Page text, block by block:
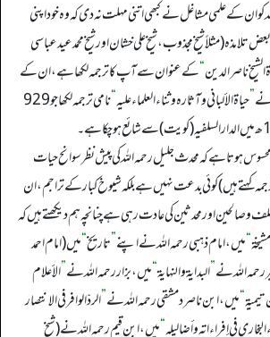
اللہ کو ان کے علمی مشاغل نے کبھی اتنی مہلت نہ دی کہ وہ خود اپنی
تلامذہ (مثلاً شیخ مجذوب، شیخ علی خشان اور شیخ محمد عید عباسی
ناصر الدین“کے عنوان سے آپ کا ترجمہ لکھا ہے، ان کے
نے”حیاة الألباني و آثارہ و ثناء العلماء علیه“
نامی ترجمہ لکھا جو 929
ہوتا ہے کہ محدث جلیل رحمہ الله کی پیش نظر سوانح حیات
کہتے ہیں) کوئی بدعت نہیں ہے بلکہ شیوخ کبار کے تراجم، ان
و صالحین اور محدثین کی عادت رہی ہے چنانچہ ہم دیکھتے ہیں کہ
مشیخۃ“میں، امام ذہبی رحمہ الله نے اپنے”تاریخ“میں (امام احمد
رحمہ الله نے”البدایة والنهایة“میں، بزار رحمہ الله نے”الأعلام
“میں، ابن ناصر دمشقی رحمہ الله نے”الردّ الوافر في الانتصار
البخاري في إفراء اته وأضالیله“میں، ابن قیم رحمہ الله نے (شیخ